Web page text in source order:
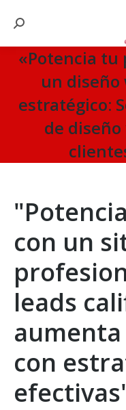
Search:
«Potencia tu
un diseño
estratégico:
de diseño
con un
leads
con